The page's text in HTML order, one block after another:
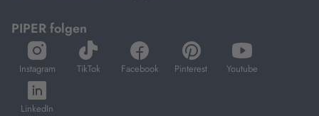
PIPER folgen
Instagram
öffnet
in
neuem
Tab
TikTok
öffnet
in
Facebook
öffnet
in
Pinterest
öffnet
in
Youtube
öffnet
in
LinkedIn
öffnet
in